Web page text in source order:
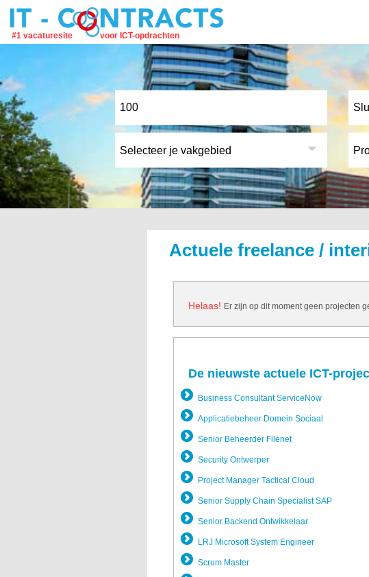
#1 vacaturesite voor ICT-opdrachten
Actuele freelance /
Helaas! Er zijn op dit moment geen projecten
De nieuwste actuele ICT-
Business Consultant ServiceNow
Applicatie­beheer Domein Sociaal
Senior Beheerder Filenet
Security Ontwerper
Project Manager Tactical Cloud
Senior Supply Chain Specialist SAP
Senior Backend Ontwikkela­ar
LRJ Microsoft System Engineer
Scrum Master